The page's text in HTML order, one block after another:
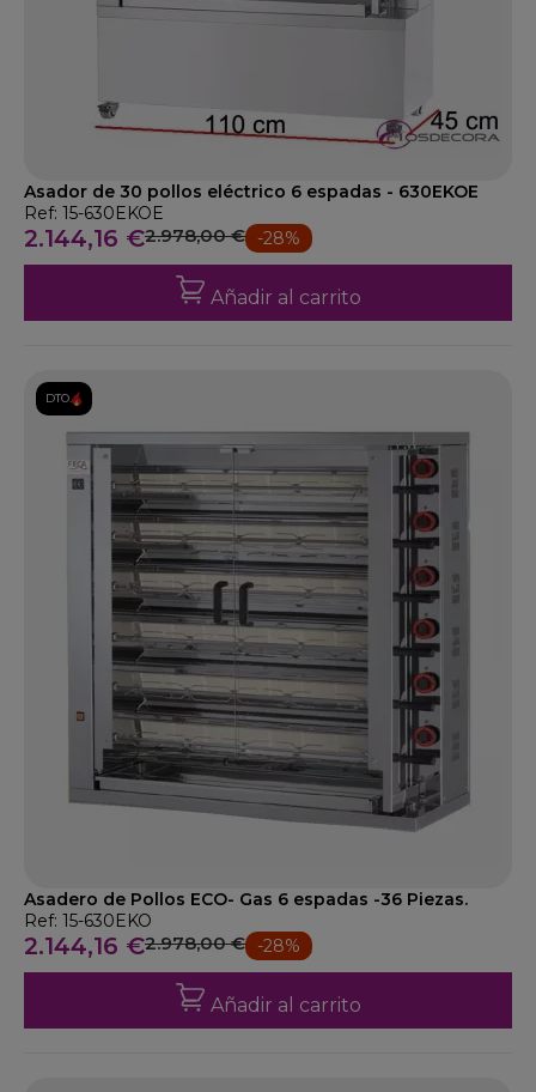
Asador de 30 pollos eléctrico 6 espadas - 630EKOE
Ref: 15-630EKOE
2.144,16 €2.978,00 € -28%
Añadir al carrito
DTO.
Asadero de Pollos ECO- Gas 6 espadas -36 Piezas.
Ref: 15-630EKO
2.144,16 €2.978,00 € -28%
Añadir al carrito